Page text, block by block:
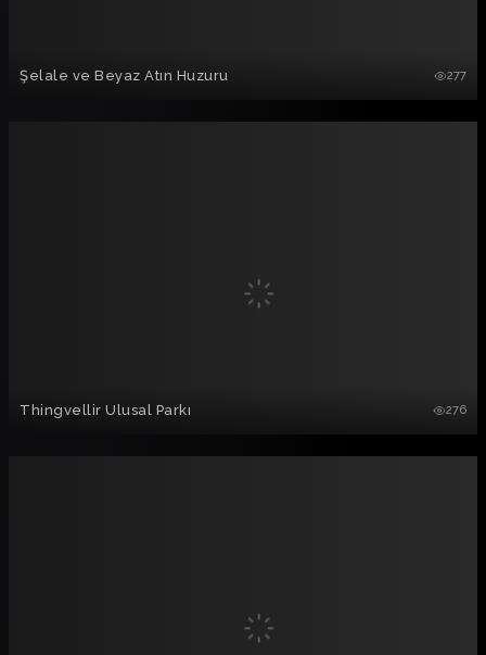
Şelale ve Beyaz Atın Huzuru 277
Thingvellir Ulusal Parkı 276